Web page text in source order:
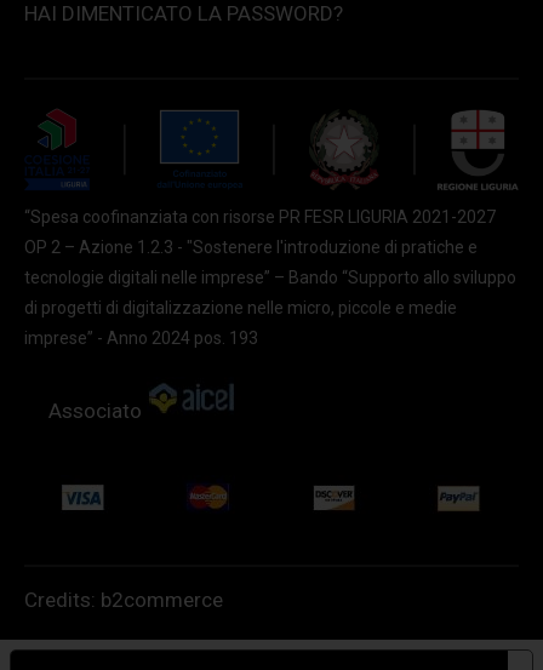
HAI DIMENTICATO LA PASSWORD?
“Spesa coofinanziata con risorse PR FESR LIGURIA 2021-2027
OP 2 – Azione 1.2.3 - "Sostenere l'introduzione di pratiche e
tecnologie digitali nelle imprese” – Bando “Supporto allo sviluppo
di progetti di digitalizzazione nelle micro, piccole e medie
imprese” - Anno 2024 pos. 193
Associato
Credits: b2commerce